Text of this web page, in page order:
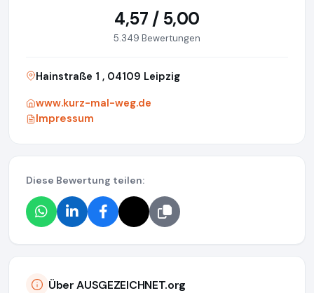
4,57 / 5,00
5.349 Bewertungen
Hainstraße 1 , 04109 Leipzig
www.kurz-mal-weg.de
Impressum
Diese Bewertung teilen:
Über AUSGEZEICHNET.org